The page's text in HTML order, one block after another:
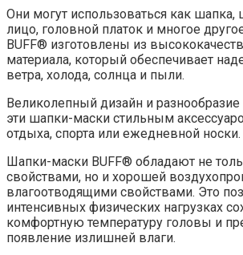
Они могут использоваться как шапка,
лицо, головной платок и многое
BUFF® изготовлены из
материала, который обеспечивает
ветра, холода, солнца и пыли.
Великолепный дизайн и
эти шапки-маски стильным
отдыха, спорта или ежедневной носки.
Шапки-маски BUFF® обладают не
свойствами, но и хорошей
влагоотводящими свойствами. Это
интенсивных физических нагрузках
комфортную температуру головы и
появление излишней влаги.